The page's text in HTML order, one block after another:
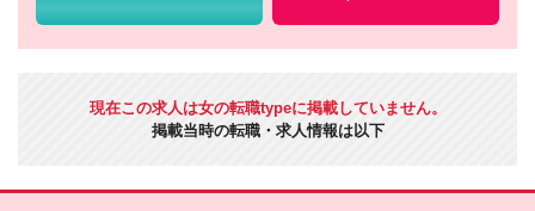
現在この求人は女の転職typeに掲載していません。
掲載当時の転職・求人情報は以下